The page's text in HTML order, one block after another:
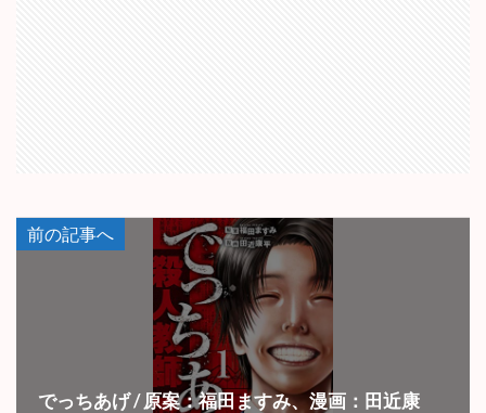
前の記事へ
でっちあげ / 原案：福田ますみ、漫画：田近康